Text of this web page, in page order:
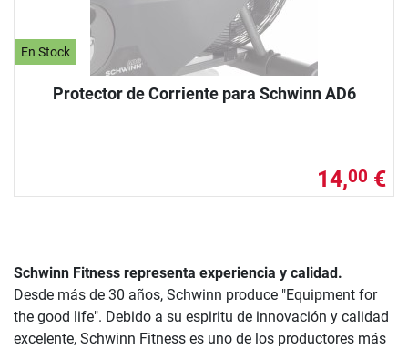
En Stock
Protector de Corriente para Schwinn AD6
14,00 €
Schwinn Fitness representa experiencia y calidad.
Desde más de 30 años, Schwinn produce "Equipment for
the good life". Debido a su espiritu de innovación y calidad
excelente, Schwinn Fitness es uno de los productores más